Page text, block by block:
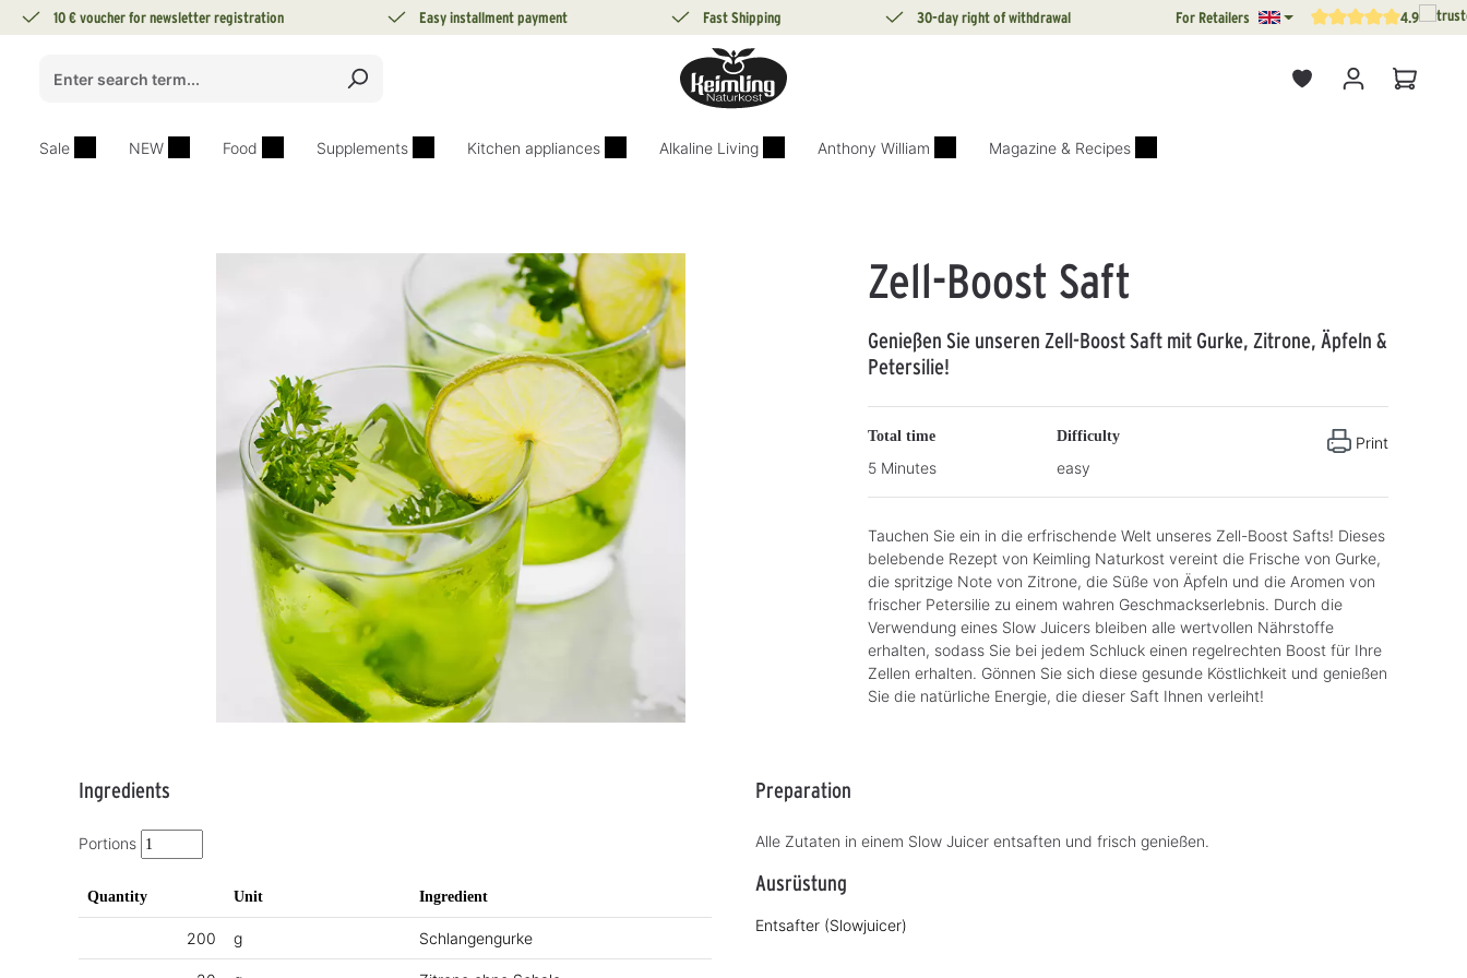
Skip to main navigation
10 € voucher for newsletter registration Easy installment payment Fast Shipping 30-day right of withdrawal For Retailers Average rating of 4.9 out
4.9
Sale NEW Food Supplements Kitchen appliances Alkaline Living Anthony William Magazine & Recipes
Zell-Boost Saft
Genießen Sie unseren Zell-Boost Saft mit Gurke, Zitrone, Äpfeln &
Petersilie!
Total time
5 Minutes
Difficulty
easy
Print
Tauchen Sie ein in die erfrischende Welt unseres Zell-Boost Safts! Dieses
belebende Rezept von Keimling Naturkost vereint die Frische von Gurke,
die spritzige Note von Zitrone, die Süße von Äpfeln und die Aromen von
frischer Petersilie zu einem wahren Geschmackserlebnis. Durch die
Verwendung eines Slow Juicers bleiben alle wertvollen Nährstoffe
erhalten, sodass Sie bei jedem Schluck einen regelrechten Boost für Ihre
Zellen erhalten. Gönnen Sie sich diese gesunde Köstlichkeit und genießen
Sie die natürliche Energie, die dieser Saft Ihnen verleiht!
Ingredients
Portions
Quantity Unit Ingredient
200 g Schlangengurke
Preparation
Alle Zutaten in einem Slow Juicer entsaften und frisch genießen.
Ausrüstung
Entsafter (Slowjuicer)